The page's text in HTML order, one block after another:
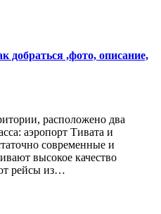
добраться ,фото, описание,
аэропорт Тивата и
современные и
высокое качество
рейсы из…